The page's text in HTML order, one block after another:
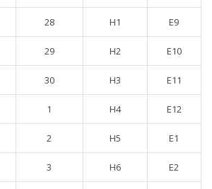
28 H1 E9
29 H2 E10
30 H3 E11
1 H4 E12
2 H5 E1
3 H6 E2